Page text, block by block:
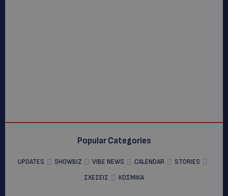
Popular Categories
UPDATES SHOWBIZ VIBE NEWS CALENDAR
STORIES
ΣΧΕΣΕΙΣ
ΚΟΣΜΙΚΑ